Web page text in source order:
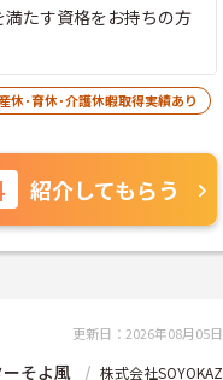
たす資格をお持ちの方
休･育休･介護休暇取得実績あり
紹介してもらう
更新日：2026年08月05日
そよ風
株式会社SOYOKAZ